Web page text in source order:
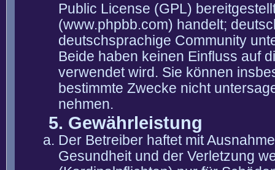
Public License (GPL)
(www.phpbb.com) handelt;
deutschsprachige Community
Beide haben keinen Einfluss auf
verwendet wird. Sie können
bestimmte Zwecke nicht
nehmen.
5. Gewährleistung
Der Betreiber haftet mit
Gesundheit und der Verletzung